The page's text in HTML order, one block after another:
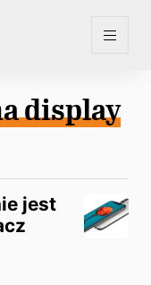
display
jest